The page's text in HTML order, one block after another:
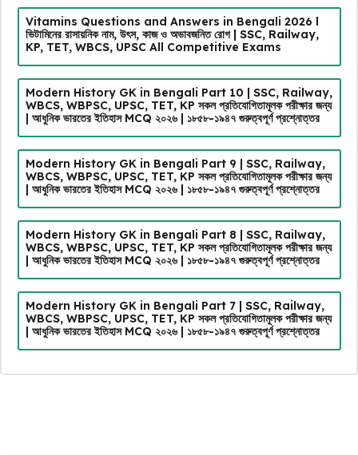
Vitamins Questions and Answers in Bengali 2026 l
ভিটামিনের রাসায়নিক নাম, উৎস, কাজ ও অভাবজনিত রোগ | SSC, Railway,
KP, TET, WBCS, UPSC All Competitive Exams
Modern History GK in Bengali Part 10 | SSC, Railway,
WBCS, WBPSC, UPSC, TET, KP সকল প্রতিযোগিতামূলক পরীক্ষার জন্য
| আধুনিক ভারতের ইতিহাস MCQ ২০২৬ | ১৮৫৮-১৯৪৭ গুরুত্বপূর্ণ প্রশ্নোত্তর
Modern History GK in Bengali Part 9 | SSC, Railway,
WBCS, WBPSC, UPSC, TET, KP সকল প্রতিযোগিতামূলক পরীক্ষার জন্য
| আধুনিক ভারতের ইতিহাস MCQ ২০২৬ | ১৮৫৮-১৯৪৭ গুরুত্বপূর্ণ প্রশ্নোত্তর
Modern History GK in Bengali Part 8 | SSC, Railway,
WBCS, WBPSC, UPSC, TET, KP সকল প্রতিযোগিতামূলক পরীক্ষার জন্য
| আধুনিক ভারতের ইতিহাস MCQ ২০২৬ | ১৮৫৮-১৯৪৭ গুরুত্বপূর্ণ প্রশ্নোত্তর
Modern History GK in Bengali Part 7 | SSC, Railway,
WBCS, WBPSC, UPSC, TET, KP সকল প্রতিযোগিতামূলক পরীক্ষার জন্য
| আধুনিক ভারতের ইতিহাস MCQ ২০২৬ | ১৮৫৮-১৯৪৭ গুরুত্বপূর্ণ প্রশ্নোত্তর